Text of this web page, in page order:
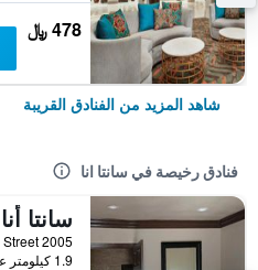
478 ﷼
شاهد المزيد من الفنادق القريبة
فنادق رخيصة في سانتا انا
1.9 كيلومتر عن وسط المدينة